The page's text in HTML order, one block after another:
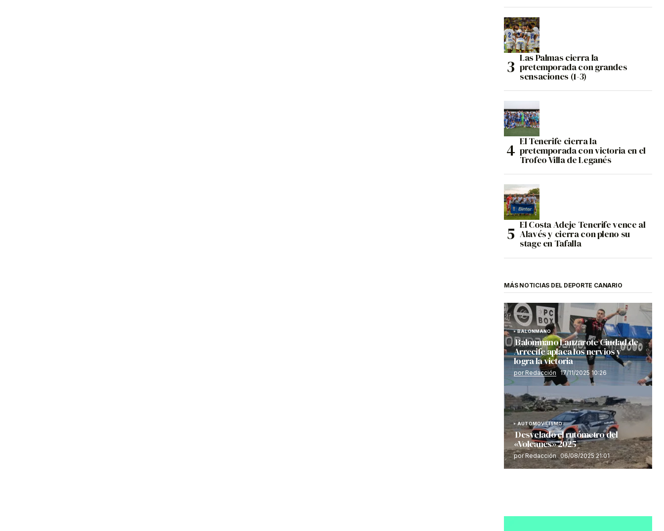
Las Palmas cierra la
pretemporada con grandes
sensaciones (1-3)
El Tenerife cierra la
pretemporada con victoria en el
Trofeo Villa de Leganés
El Costa Adeje Tenerife vence al
Alavés y cierra con pleno su
stage en Tafalla
MÁS NOTICIAS DEL DEPORTE CANARIO
BALONMANO
Balonmano Lanzarote Ciudad de
Arrecife aplaca los nervios y
logra la victoria
por Redacción 17/11/2025 10:26
AUTOMOVILISMO
Desvelado el rutómetro del
«Volcanes» 2025
por Redacción 06/08/2025 21:01